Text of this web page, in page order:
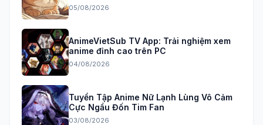
05/08/2026
AnimeVietSub TV App: Trải nghiệm xem
anime đỉnh cao trên PC
04/08/2026
Tuyển Tập Anime Nữ Lạnh Lùng Vô Cảm
Cực Ngầu Đốn Tim Fan
03/08/2026